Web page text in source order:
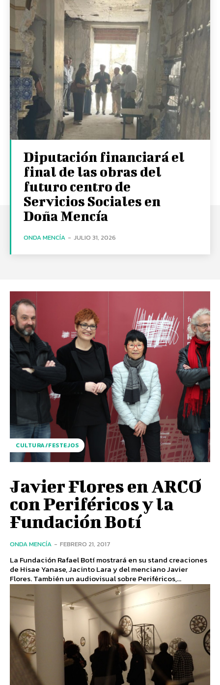
Diputación financiará el
final de las obras del
futuro centro de
Servicios Sociales en
Doña Mencía
ONDA MENCÍA - JULIO 31, 2026
CULTURA/FESTEJOS
Javier Flores en ARCO
con Periféricos y la
Fundación Botí
ONDA MENCÍA - FEBRERO 21, 2017
La Fundación Rafael Botí mostrará en su stand creaciones
de Hisae Yanase, Jacinto Lara y del menciano Javier
Flores. También un audiovisual sobre Periféricos,...